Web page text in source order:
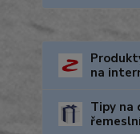
na
Tipy na